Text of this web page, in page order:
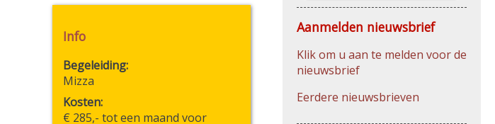
Info
Begeleiding
Mizza
Kosten
€ 285,- tot een maand voor
Aanmelden nieuwsbrief
Klik om u aan te melden voor de
nieuwsbrief
Eerdere nieuwsbrieven